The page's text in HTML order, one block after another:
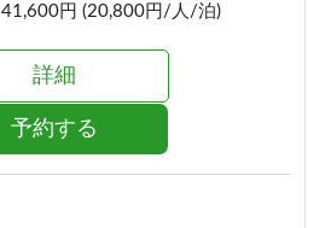
41,600円 (20,800円/人/泊)
詳細
予約する